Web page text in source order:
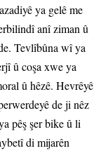
ya gelê me
anî ziman û
Tevlîbûna wî ya
û coşa xwe ya
û hêzê. Hevrêyê
de ji nêz
pêş şer bike û li
di mijarên